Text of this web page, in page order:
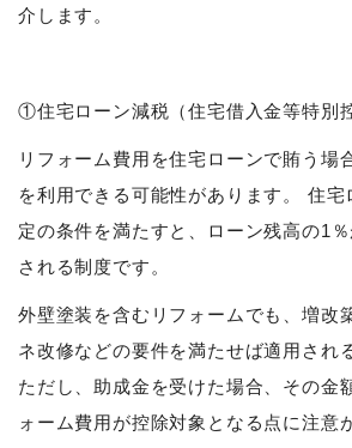
介します。
①住宅ローン減税（住宅借入金等特別
リフォーム費用を住宅ローンで賄う場
を利用できる可能性があります。 住宅
定の条件を満たすと、ローン残高の1
される制度です。
外壁塗装を含むリフォームでも、増改
ネ改修などの要件を満たせば適用され
ただし、助成金を受けた場合、その金
ォーム費用が控除対象となる点に注意